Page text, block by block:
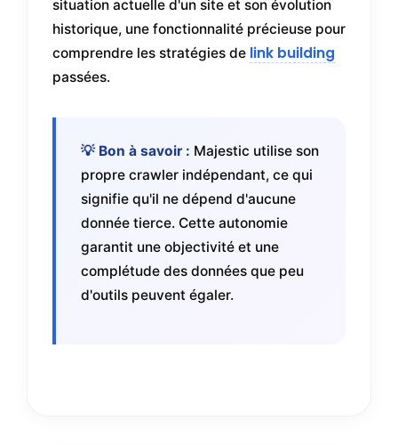
situation actuelle d'un site et son évolution
historique, une fonctionnalité précieuse pour
comprendre les stratégies de link building
passées.
💡 Bon à savoir : Majestic utilise son
propre crawler indépendant, ce qui
signifie qu'il ne dépend d'aucune
donnée tierce. Cette autonomie
garantit une objectivité et une
complétude des données que peu
d'outils peuvent égaler.